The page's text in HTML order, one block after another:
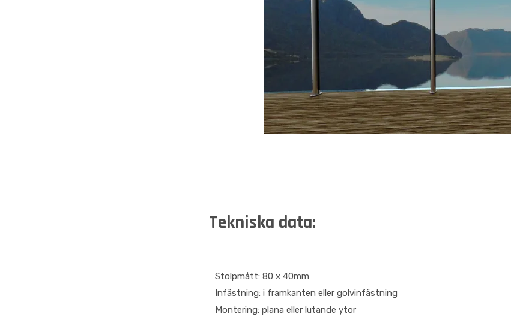
Tekniska data:
Stolpmått: 80 x 40mm
Infästning: i framkanten eller golvinfästning
Montering: plana eller lutande ytor